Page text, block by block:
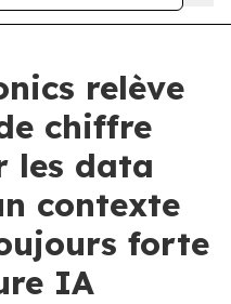
relève
chiffre
les data
contexte
forte
IA